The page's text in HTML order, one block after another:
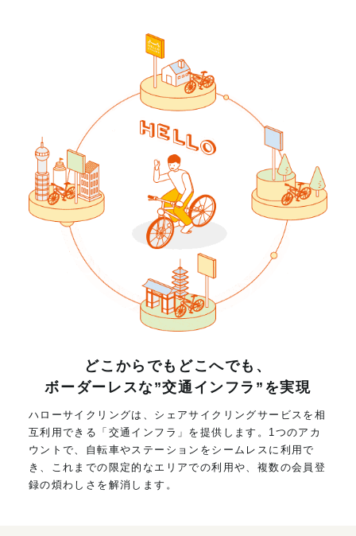
どこからでもどこへでも、
ボーダーレスな”交通インフラ”を実現
ハローサイクリングは、シェアサイクリングサービスを相
互利用できる「交通インフラ」を提供します。1つのアカ
ウントで、自転車やステーションをシームレスに利用で
き、これまでの限定的なエリアでの利用や、複数の会員登
録の煩わしさを解消します。